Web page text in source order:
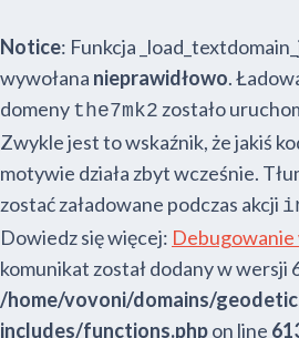
Notice: Funkcja
wywołana nieprawidłowo.
domeny the7mk2 zostało
Zwykle jest to wskaźnik, że jakiś
motywie działa zbyt wcześnie.
zostać załadowane podczas akcji
Dowiedz się więcej:
komunikat został dodany w wersji
/home/vovoni/domains/
includes/functions.phpon line